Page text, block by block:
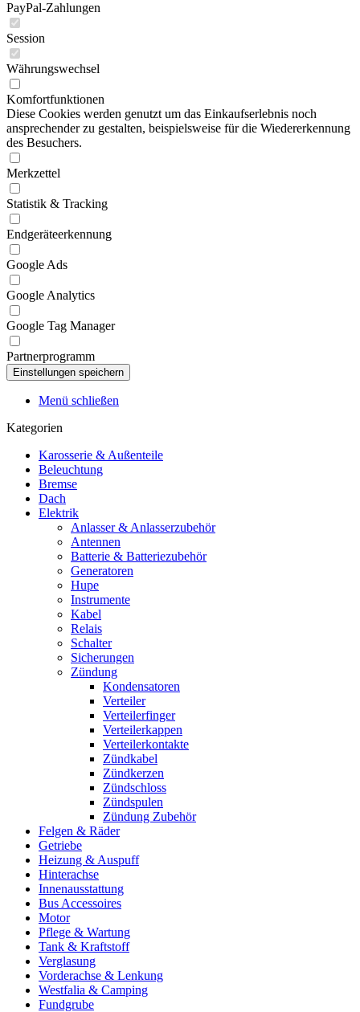
PayPal-Zahlungen
Session
Währungswechsel
Komfortfunktionen
Diese Cookies werden genutzt um das Einkaufserlebnis noch
ansprechender zu gestalten, beispielsweise für die Wiedererkennung
des Besuchers.
Merkzettel
Statistik & Tracking
Endgeräteerkennung
Google Ads
Google Analytics
Google Tag Manager
Partnerprogramm
Menü schließen
Kategorien
Karosserie & Außenteile
Beleuchtung
Bremse
Dach
Elektrik
Anlasser & Anlasserzubehör
Antennen
Batterie & Batteriezubehör
Generatoren
Hupe
Instrumente
Kabel
Relais
Schalter
Sicherungen
Zündung
Kondensatoren
Verteiler
Verteilerfinger
Verteilerkappen
Verteilerkontakte
Zündkabel
Zündkerzen
Zündschloss
Zündspulen
Zündung Zubehör
Felgen & Räder
Getriebe
Heizung & Auspuff
Hinterachse
Innenausstattung
Bus Accessoires
Motor
Pflege & Wartung
Tank & Kraftstoff
Verglasung
Vorderachse & Lenkung
Westfalia & Camping
Fundgrube